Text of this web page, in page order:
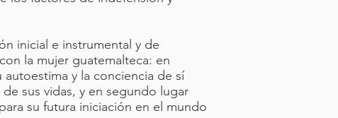
inicial e instrumental y de
la mujer guatemalteca: en
autoestima y la conciencia de sí
sus vidas, y en segundo lugar
su futura iniciación en el mundo